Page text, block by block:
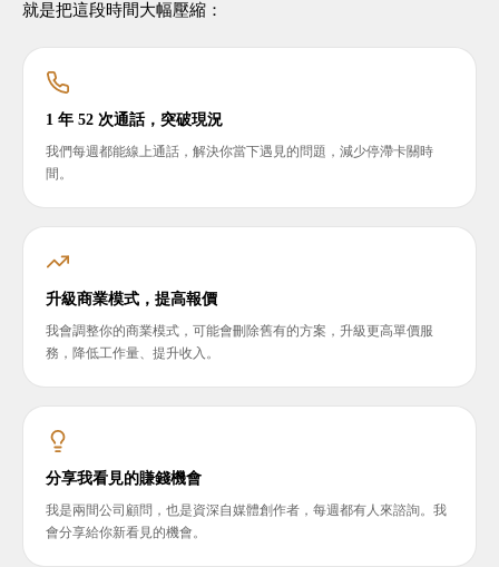
就是把這段時間大幅壓縮：
1 年 52 次通話，突破現況
我們每週都能線上通話，解決你當下遇見的問題，減少停滯卡關時
間。
升級商業模式，提高報價
我會調整你的商業模式，可能會刪除舊有的方案，升級更高單價服
務，降低工作量、提升收入。
分享我看見的賺錢機會
我是兩間公司顧問，也是資深自媒體創作者，每週都有人來諮詢。我
會分享給你新看見的機會。